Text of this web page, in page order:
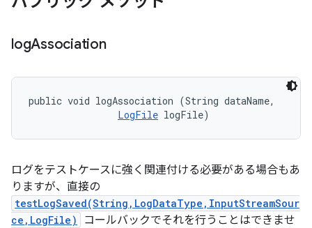
logAssociation
public void logAssociation (String dataName,
LogFile logFile)
ログをテストケースに強く関連付ける必要がある場合もあ
りますが、直接の
testLogSaved(String,LogDataType,InputStreamSour
ce,LogFile)
コールバックでそれを行うことはできませ